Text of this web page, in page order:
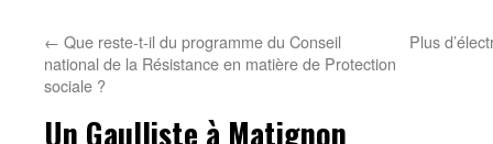
← Que reste-t-il du programme du Conseil
national de la Résistance en matière de Protection
sociale ?
Plus
Un Gaulliste à Matignon